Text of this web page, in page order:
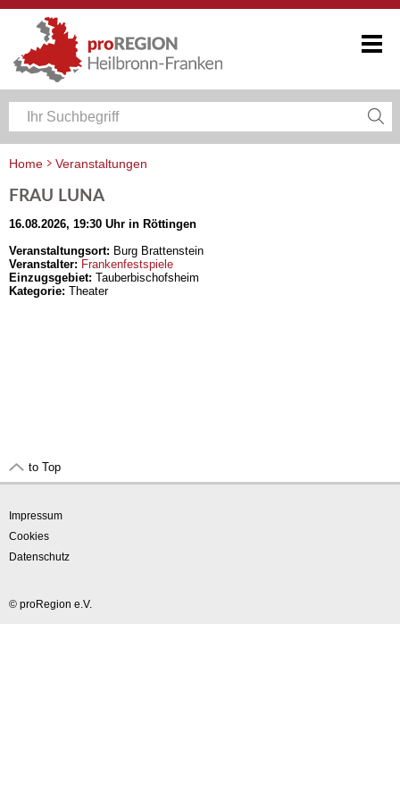
Home
Veranstaltungen
FRAU LUNA
16.08.2026, 19:30 Uhr in Röttingen
Veranstaltungsort: Burg Brattenstein
Veranstalter: Frankenfestspiele
Einzugsgebiet: Tauberbischofsheim
Kategorie: Theater
to Top
Impressum
Cookies
Datenschutz
© proRegion e.V.